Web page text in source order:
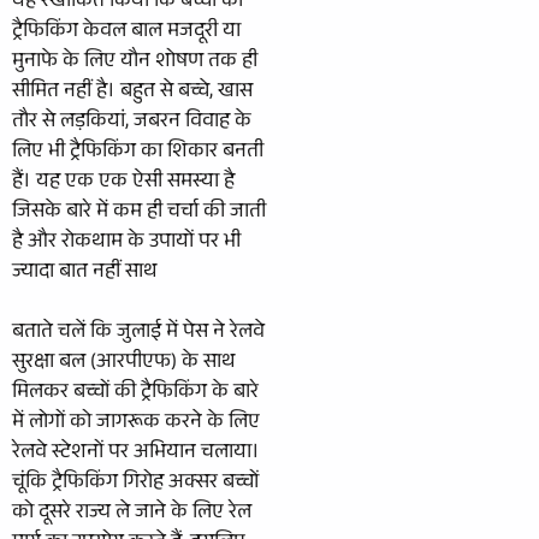
ट्रैफिकिंग केवल बाल मजदूरी या
मुनाफे के लिए यौन शोषण तक ही
सीमित नहीं है। बहुत से बच्चे, खास
तौर से लड़कियां, जबरन विवाह के
लिए भी ट्रैफिकिंग का शिकार बनती
हैं। यह एक एक ऐसी समस्या है
जिसके बारे में कम ही चर्चा की जाती
है और रोकथाम के उपायों पर भी
ज्यादा बात नहीं साथ
बताते चलें कि जुलाई में पेस ने रेलवे
सुरक्षा बल (आरपीएफ) के साथ
मिलकर बच्चों की ट्रैफिकिंग के बारे
में लोगों को जागरूक करने के लिए
रेलवे स्टेशनों पर अभियान चलाया।
चूंकि ट्रैफिकिंग गिरोह अक्सर बच्चों
को दूसरे राज्य ले जाने के लिए रेल